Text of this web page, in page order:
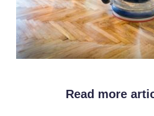
Read more